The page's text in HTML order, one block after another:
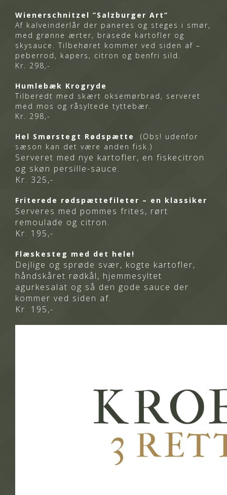
Wienerschnitzel ”Salzburger Art”
Af kalveinderlår der paneres og steges i smør,
med grønne ærter, brasede kartofler og
skysauce. Tilbehøret kommer ved siden af –
peberrod, kapers, citron og benfri sild.
Kr. 298,-
Humlebæk Krogryde
Tilberedt med skært oksemørbrad, serveret
med mos og råsyltede tyttebær.
Kr. 298,-
Hel Smørstegt Rødspætte
(Obs! udenfor
sæson kan det være anden fisk.)
Serveret med nye kartofler, en fiskecitron
og skøn persille-sauce.
Kr. 325,-
Friterede rødspættefileter – en klassiker
Serveres med pommes frites, rørt
remoulade og citron.
Kr. 195,-
Flæskesteg med det hele!
Dejlige og sprøde svær, kogte kartofler,
håndskåret rødkål, hjemmesyltet
agurkesalat og så den gode sauce der
kommer ved siden af.
Kr. 195,-